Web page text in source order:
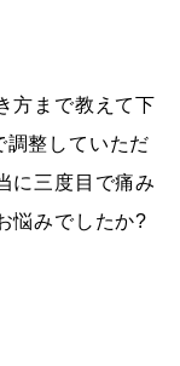
方まで教えて下
調整していただ
に三度目で痛み
悩みでしたか?